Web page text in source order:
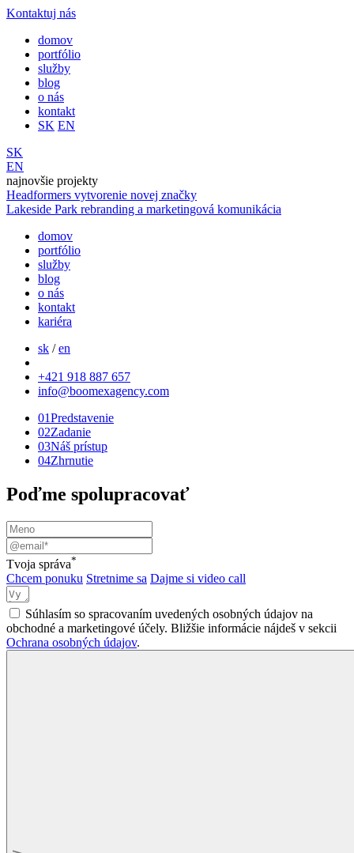
Kontaktuj nás
domov
portfólio
služby
blog
o nás
kontakt
SK EN
SK
EN
najnovšie projekty
Headformers vytvorenie novej značky
Lakeside Park rebranding a marketingová komunikácia
domov
portfólio
služby
blog
o nás
kontakt
kariéra
sk /en
+421 918 887 657
info@boomexagency.com
01Predstavenie
02Zadanie
03Náš prístup
04Zhrnutie
Poďme spolupracovať
Tvoja správa*
Chcem ponuku Stretnime sa Dajme si video call
Súhlasím so spracovaním uvedených osobných údajov na
obchodné a marketingové účely. Bližšie informácie nájdeš v sekcii
Ochrana osobných údajov.